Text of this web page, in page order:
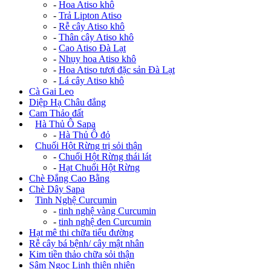
- Hoa Atiso khô
- Trả Lipton Atiso
- Rễ cây Atiso khô
- Thân cây Atiso khô
- Cao Atiso Đà Lạt
- Nhụy hoa Atiso khô
- Hoa Atiso tươi đặc sản Đà Lạt
- Lá cây Atiso khô
Cà Gai Leo
Diệp Hạ Châu đắng
Cam Thảo đất
Hà Thủ Ô Sapa
- Hà Thủ Ô đỏ
Chuối Hột Rừng trị sỏi thận
- Chuối Hột Rừng thái lát
- Hạt Chuối Hột Rừng
Chè Đắng Cao Bằng
Chè Dây Sapa
Tinh Nghệ Curcumin
- tinh nghệ vàng Curcumin
- tinh nghệ đen Curcumin
Hạt mê thi chữa tiểu đường
Rễ cây bá bệnh/ cây mật nhân
Kim tiền thảo chữa sỏi thận
Sâm Ngọc Linh thiên nhiên